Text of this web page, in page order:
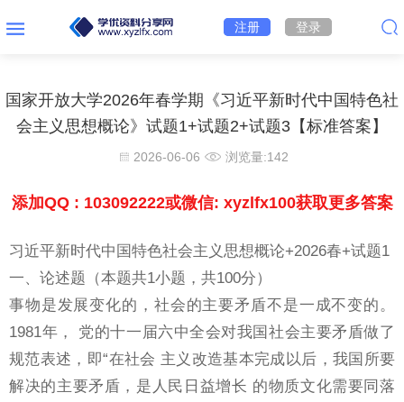
注册 登录
国家开放大学2026年春学期《习近平新时代中国特色社
会主义思想概论》试题1+试题2+试题3【标准答案】
2026-06-06 浏览量:142
添加QQ : 103092222或微信: xyzlfx100获取更多答案
习近平新时代中国特色社会主义思想概论+2026春+试题1
一、论述题（本题共1小题，共100分）
事物是发展变化的，社会的主要矛盾不是一成不变的。
1981年， 党的十一届六中全会对我国社会主要矛盾做了
规范表述，即“在社会 主义改造基本完成以后，我国所要
解决的主要矛盾，是人民日益增长 的物质文化需要同落